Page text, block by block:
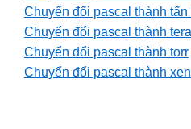
Chuyển đổi pascal thành
Chuyển đổi pascal thành
Chuyển đổi pascal thành torr
Chuyển đổi pascal thành